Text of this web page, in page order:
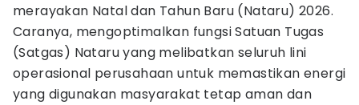
merayakan Natal dan Tahun Baru (Nataru) 2026.
Caranya, mengoptimalkan fungsi Satuan Tugas
(Satgas) Nataru yang melibatkan seluruh lini
operasional perusahaan untuk memastikan energi
yang digunakan masyarakat tetap aman dan